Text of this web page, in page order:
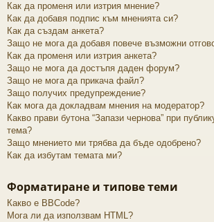
Как да променя или изтрия мнение?
Как да добавя подпис към мненията си?
Как да създам анкета?
Защо не мога да добавя повече възможни
Как да променя или изтрия анкета?
Защо не мога да достъпя даден форум?
Защо не мога да прикача файл?
Защо получих предупреждение?
Как мога да докладвам мнения на модератор?
Какво прави бутона “Запази чернова” при
тема?
Защо мнението ми трябва да бъде одобрено?
Как да избутам темата ми?
Форматиране и типове теми
Какво е BBCode?
Мога ли да използвам HTML?